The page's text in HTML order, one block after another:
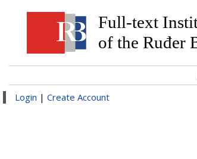
Full-text
of the Ruđer
Login | Create Account